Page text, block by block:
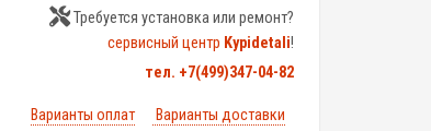
Требуется установка или ремонт?
сервисный центр Kypidetali!
тел. +7(499)347-04-82
Варианты оплат Варианты доставки